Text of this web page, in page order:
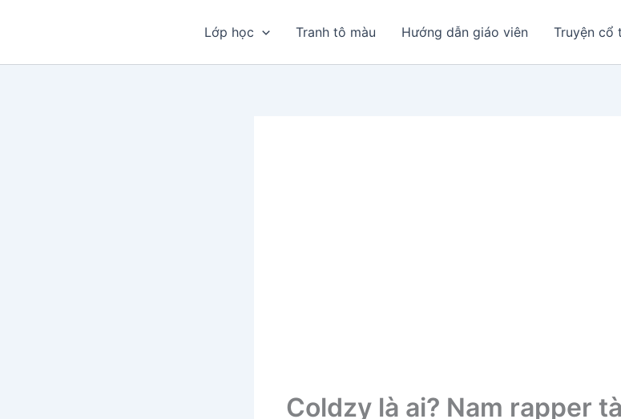
Lớp học Tranh tô màu Hướng dẫn giáo viên Truyện cổ
Coldzy là ai? Nam rapper